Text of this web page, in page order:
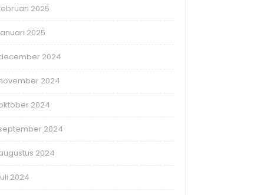
2025
2025
2024
2024
2024
2024
2024
2024